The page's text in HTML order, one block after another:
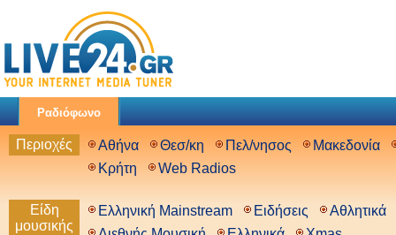
Ραδιόφωνο
Περιοχές Αθήνα Θεσ/κη Πελ/νησος
Μακεδονία
Κρήτη
Web Radios
Είδη
μουσικής
Ελληνική Mainstream Ειδήσεις
Αθλητικά